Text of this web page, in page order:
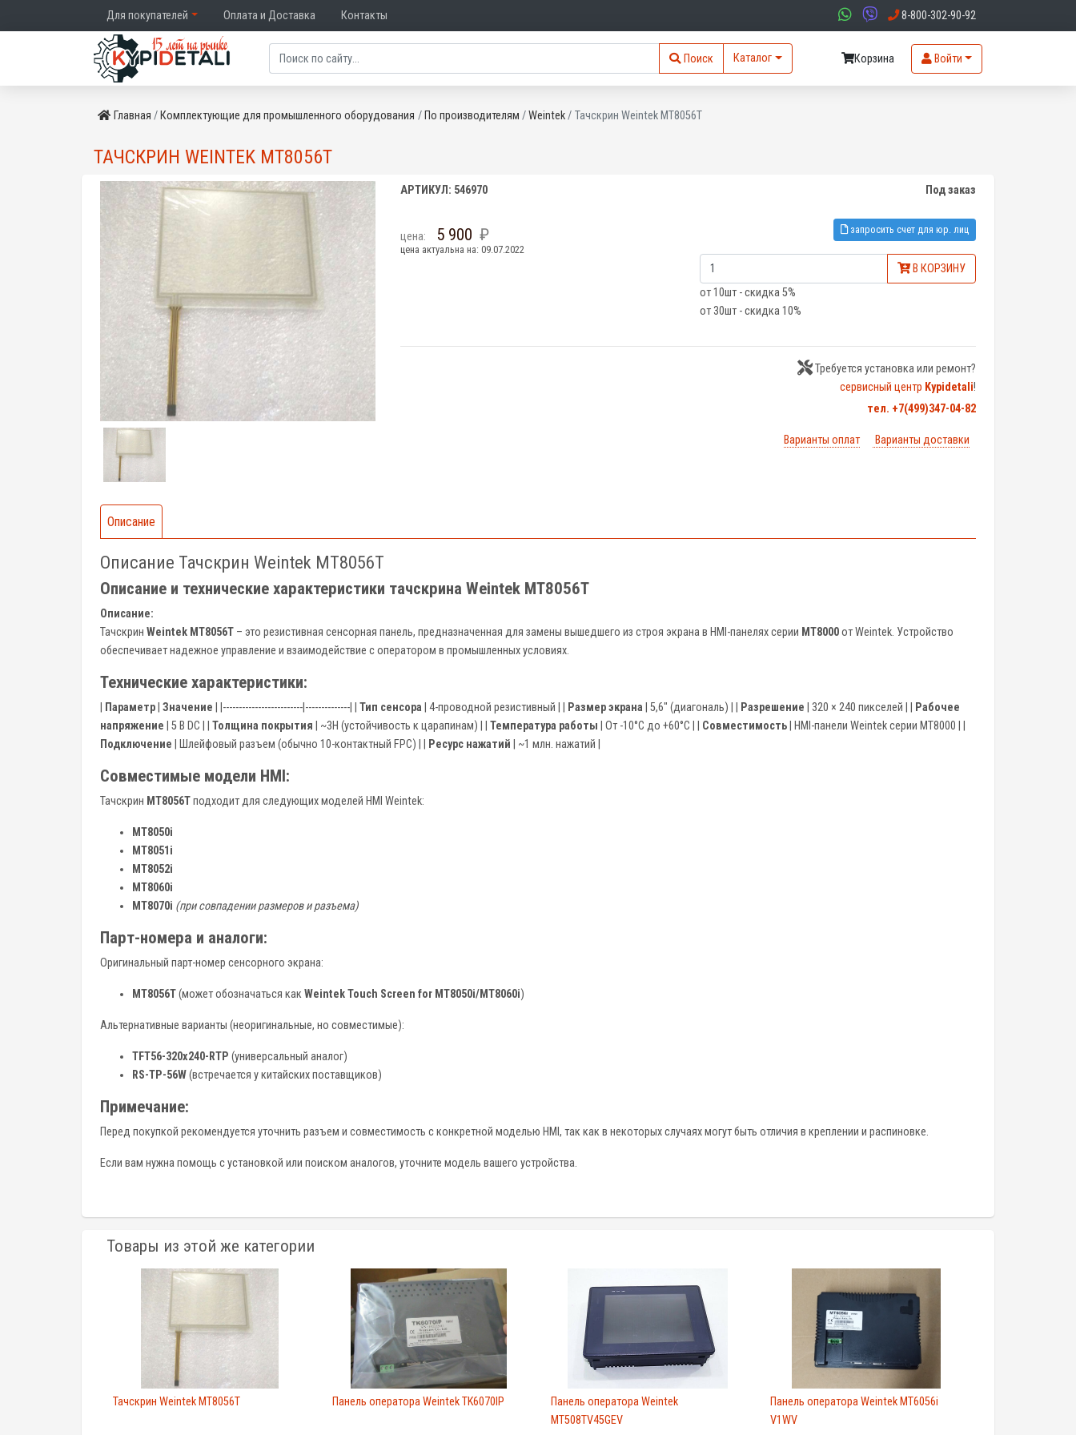
Для покупателей Оплата и Доставка Контакты 8-800-302-90-92
Поиск Каталог Корзина Войти
Главная Комплектующие для промышленного оборудования По производителям Weintek Тачскрин Weintek MT8056T
ТАЧСКРИН WEINTEK MT8056T
АРТИКУЛ: 546970 Под заказ
цена: 5 900
цена актуальна на: 09.07.2022
запросить счет для юр. лиц
В КОРЗИНУ
от 10шт - скидка 5%
от 30шт - скидка 10%
Требуется установка или ремонт?
сервисный центр Kypidetali!
тел. +7(499)347-04-82
Варианты оплат Варианты доставки
Описание
Описание Тачскрин Weintek MT8056T
Описание и технические характеристики тачскрина Weintek MT8056T
Описание:
Тачскрин Weintek MT8056T – это резистивная сенсорная панель, предназначенная для замены вышедшего из строя экрана в HMI-панелях серии MT8000от Weintek. Устройство
обеспечивает надежное управление и взаимодействие с оператором в промышленных условиях.
Технические характеристики:
Параметр Значение | |-------------------------|--------------| | Тип сенсора | 4-проводной резистивный | | Размер экрана | 5,6" (диагональ) | | Разрешение | 320 × 240 пикселей | |
Рабочее
напряжение | 5 В DC | | Толщина покрытия | ~3H (устойчивость к царапинам) | | Температура работы | От -10°C до +60°C | | Совместимость | HMI-панели Weintek серии MT8000 | |
Подключение | Шлейфовый разъем (обычно 10-контактный FPC) | | Ресурс нажатий | ~1 млн. нажатий |
Совместимые модели HMI:
Тачскрин MT8056Tподходит для следующих моделей HMI Weintek:
MT8050i
MT8051i
MT8052i
MT8060i
MT8070i (при совпадении размеров и разъема)
Парт-номера и аналоги:
Оригинальный парт-номер сенсорного экрана:
MT8056T(может обозначаться как Weintek Touch Screen for MT8050i/MT8060i)
Альтернативные варианты (неоригинальные, но совместимые):
TFT56-320x240-RTP (универсальный аналог)
RS-TP-56W(встречается у китайских поставщиков)
Примечание:
Перед покупкой рекомендуется уточнить разъем и совместимость с конкретной моделью HMI, так как в некоторых случаях могут быть отличия в креплении и распиновке.
Если вам нужна помощь с установкой или поиском аналогов, уточните модель вашего устройства.
Товары из этой же категории
Тачскрин Weintek MT8056T Панель оператора Weintek TK6070IP
Панель оператора Weintek
MT508TV45GEV
Панель оператора Weintek MT6056i
V1WV